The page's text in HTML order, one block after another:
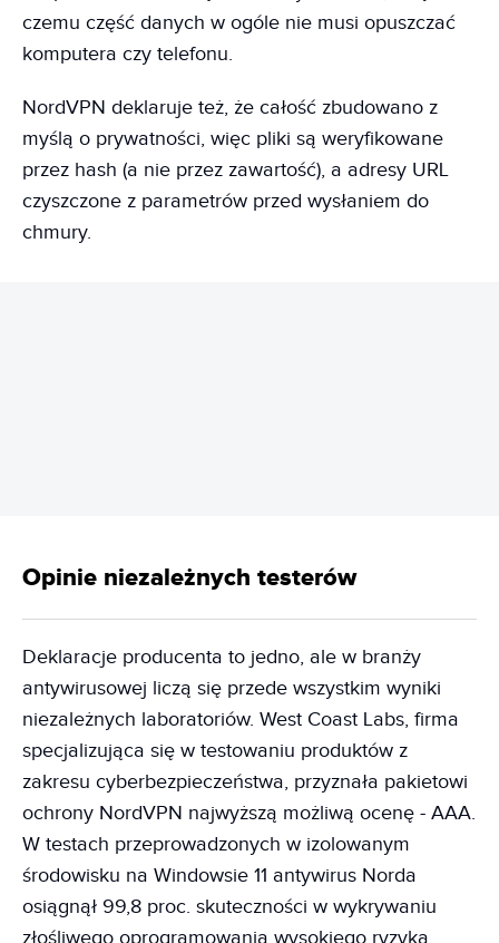
czemu część danych w ogóle nie musi opuszczać
komputera czy telefonu.
NordVPN deklaruje też, że całość zbudowano z
myślą o prywatności, więc pliki są weryfikowane
przez hash (a nie przez zawartość), a adresy URL
czyszczone z parametrów przed wysłaniem do
chmury.
Opinie niezależnych testerów
Deklaracje producenta to jedno, ale w branży
antywirusowej liczą się przede wszystkim wyniki
niezależnych laboratoriów. West Coast Labs, firma
specjalizująca się w testowaniu produktów z
zakresu cyberbezpieczeństwa, przyznała pakietowi
ochrony NordVPN najwyższą możliwą ocenę - AAA.
W testach przeprowadzonych w izolowanym
środowisku na Windowsie 11 antywirus Norda
osiągnął 99,8 proc. skuteczności w wykrywaniu
złośliwego oprogramowania wysokiego ryzyka.